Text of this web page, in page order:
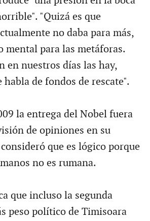
"Quizá es que
no daba para más,
mental para las metáforas.
en nuestros días las hay,
habla de fondos de rescate".
la entrega del Nobel fuera
de opiniones en su
que es lógico porque
no es rumana.
que incluso la segunda
peso político de Timisoara